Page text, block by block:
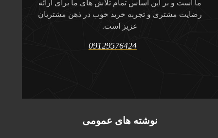
ما است و بر این اساس تمام تلاش های ما برای ارائه
رضایت مشتری و تجربه خرید خوب در ذهن مشتریان
عزیز است.
09129576424
نوشته های عمومی